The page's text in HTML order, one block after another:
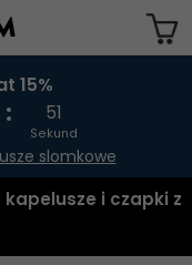
15%
50
Sekund
slomkowe
i czapki z